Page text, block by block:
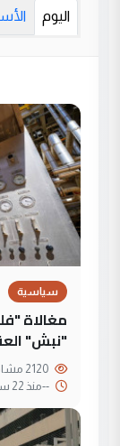
اليوم
سياسية
مغالاة
"نبش"
--منذ 22 ساعة